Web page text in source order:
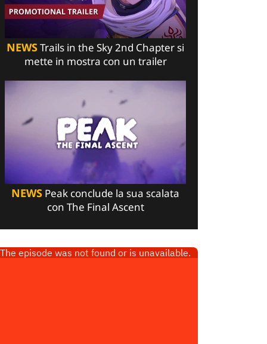
NEWSTrails in the Sky 2nd Chapter si
mette in mostra con un trailer
NEWS Peak conclude la sua scalata
con The Final Ascent